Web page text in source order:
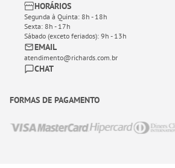
HORÁRIOS
Segunda à Quinta: 8h - 18h
Sexta: 8h - 17h
Sábado (exceto feriados): 9h - 13h
EMAIL
atendimento@richards.com.br
CHAT
FORMAS DE PAGAMENTO